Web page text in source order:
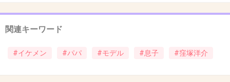
けどやっぱり父親は若いときからオーラがあっ
関連キーワード
#イケメン #パパ #モデル #息子 #窪塚洋介